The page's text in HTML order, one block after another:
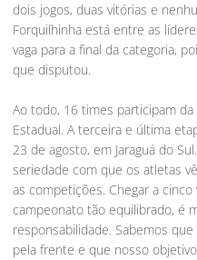
dois jogos, duas vitórias e
Forquilhinha está entre as
vaga para a final da categoria,
que disputou.
Ao todo, 16 times participam
Estadual. A terceira e última
23 de agosto, em Jaraguá do
seriedade com que os atletas
as competições. Chegar a
campeonato tão equilibrado, é
responsabilidade. Sabemos
pela frente e que nosso